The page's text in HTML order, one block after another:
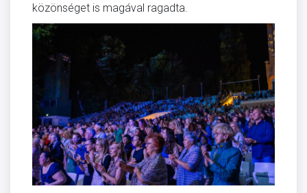
közönséget is magával ragadta.